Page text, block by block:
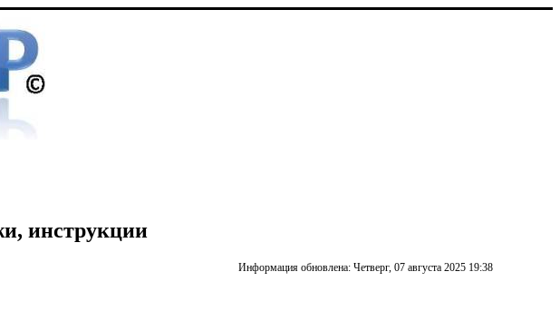
инструкции
Информация обновлена: Четверг, 07 августа 2025 19:38